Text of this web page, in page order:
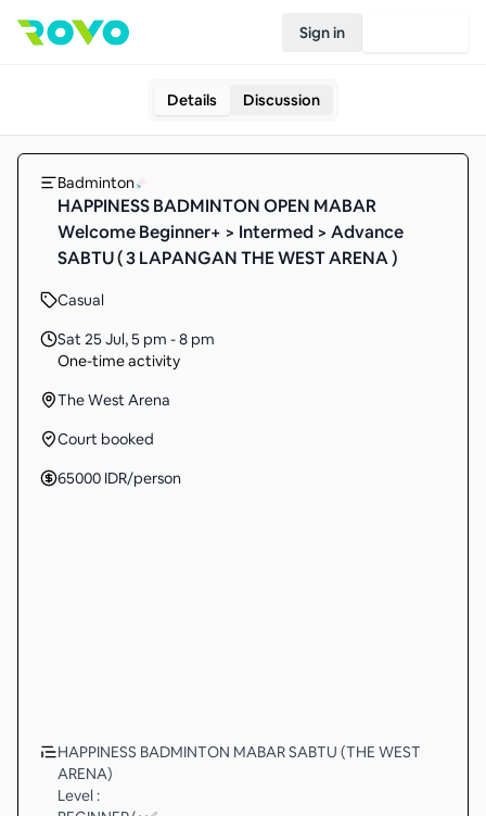
Sign in
Details Discussion
Badminton
HAPPINESS BADMINTON OPEN MABAR
Welcome Beginner+ > Intermed > Advance
SABTU ( 3 LAPANGAN THE WEST ARENA )
Casual
Sat 25 Jul,5 pm - 8 pm
One-time activity
The West Arena
Court booked
65000 IDR/person
HAPPINESS BADMINTON MABAR SABTU (THE WEST
ARENA)
Level :